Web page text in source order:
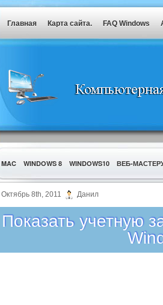
Главная Карта сайта. FAQ Windows
MAC WINDOWS 8 WINDOWS10 ВЕБ-
УТИЛИТЫ
Октябрь 8th, 2011 Данил
Показать учетную